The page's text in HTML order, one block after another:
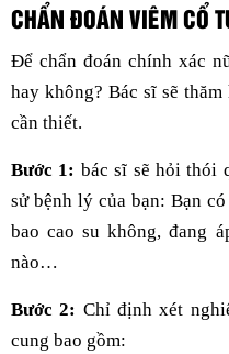
CHẨN ĐOÁN VIÊM CỔ
Để chẩn đoán chính xác
hay không? Bác sĩ sẽ
cần thiết.
Bước 1: bác sĩ sẽ hỏi thói
sử bệnh lý của bạn: Bạn
bao cao su không, đang
nào…
Bước 2: Chỉ định xét
cung bao gồm: